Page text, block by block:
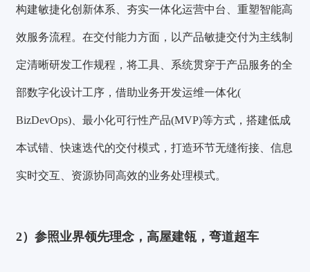
构建敏捷化创新体系、夯实一体化运营中台、重塑智能高
效服务流程。在交付能力方面，以产品敏捷交付为主线制
定清晰研发工作规程，将工具、系统贯穿于产品服务的全
部数字化设计工序，借助业务开发运维一体化(
BizDevOps)、最小化可行性产品(MVP)等方式，搭建低成
本试错、快速迭代的交付模式，打造环节无缝衔接、信息
实时交互、资源协同高效的业务处理模式。
2）参照业界领先理念，高屋建瓴，弯道超车